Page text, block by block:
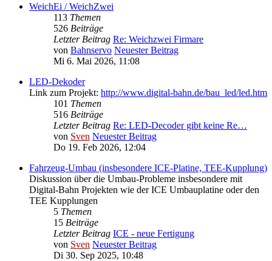
WeichEi / WeichZwei
113 Themen
526 Beiträge
Letzter Beitrag Re: Weichzwei Firmare
von Bahnservo Neuester Beitrag
Mi 6. Mai 2026, 11:08
LED-Dekoder
Link zum Projekt: http://www.digital-bahn.de/bau_led/led.htm
101 Themen
516 Beiträge
Letzter Beitrag Re: LED-Decoder gibt keine Re…
von Sven Neuester Beitrag
Do 19. Feb 2026, 12:04
Fahrzeug-Umbau (insbesondere ICE-Platine, TEE-Kupplung)
Diskussion über die Umbau-Probleme insbesondere mit
Digital-Bahn Projekten wie der ICE Umbauplatine oder den
TEE Kupplungen
5 Themen
15 Beiträge
Letzter Beitrag ICE - neue Fertigung
von Sven Neuester Beitrag
Di 30. Sep 2025, 10:48